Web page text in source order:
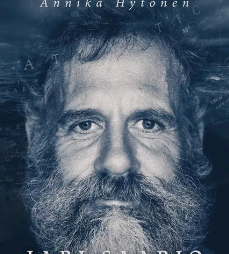
Tuotekuvaus
Mies vastaan meri Jari Saario teki lähes mahdottoman ja souti
Atlantin yli ja takaisin. Millainen on mies, joka tällaiseen pystyy?
Soutaja kertoo Saarion tarinan väkivallan ja alkoholin leimaamasta
lapsuudesta palomieheksi, perheenisäksi ja lopulta koko kansan
juhlimaksi sankariksi. Soutaja-kirja kertoo tarinan väkivaltaisessa ja
alkoholinhuuruisessa kodissa kasvaneesta pojasta, joka joutui jo
päiväkoti-ikäisenä ottamaan vastuun itsestään.Soutaja paljastaa
Saarion hurjan soutu-urakan dramaattiset vaiheet psykoosista veneen
kaatumiseen sekä paluumatkalla lähes tauotta vaivanneeseen
hypotermiaan. Se kertoo, millainen mies urakkaan ryhtyi ja
millainen mies soudulta lopulta palasi. «Veto, veto, veto. Aivoni,
lihakseni ja jokainen soluni oli keskittynyt vain seuraavaan vetoon.
Keuhkoni laajentuivat kerta toisensa jälkeen, tunsin, kuinka happi
virtasi lihassoluihini ja veri keskittyi kulkemaan kohti työskenteleviä
lihaksia. Edessäni oli pelkästään merta, enkä pystynyt ajattelemaan
mitään muuta kuin soutamista. Aurinko ehti nousta ja laskea pariin
otteeseen, minkä perusteella arvioin soutaneeni ehkä hieman alle
kolme vuorokautta. Sinä aikana en voinut nukkua tai levätä, sillä
päässäni pyöri vain Lassen sanat: ”Sinulla ei ole aikaa tehdä mitään
muuta kuin soutaa.”» Annika Hytönen on liikuntalääketieteen ja
journalistiikan opiskelija, joka työskentelee avustajana Ilta-
Sanomissa.